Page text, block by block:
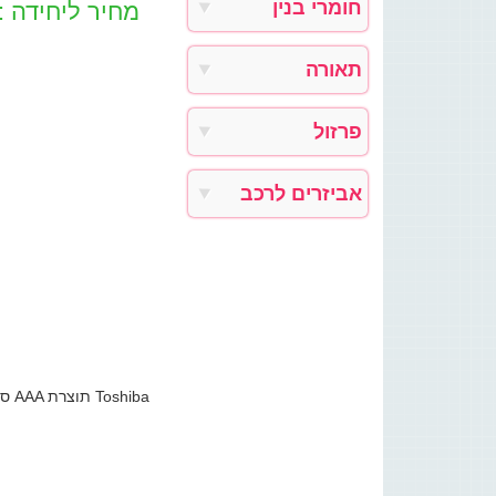
מחיר חומרי בנין
תאורה
פרזול
אביזרים לרכב